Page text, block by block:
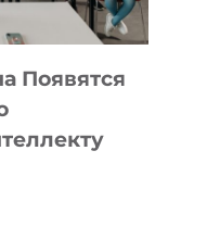
Появятся